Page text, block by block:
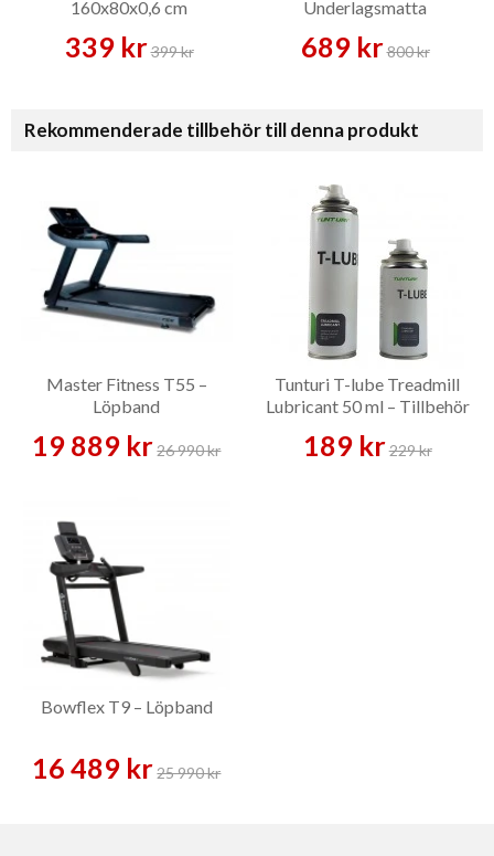
160x80x0,6 cm
339 kr399 kr
Underlagsmatta
689 kr800 kr
Rekommenderade tillbehör till denna produkt
Master Fitness T55 –
Löpband
19 889 kr 26 990 kr
Tunturi T-lube Treadmill
Lubricant 50 ml – Tillbehör
189 kr229 kr
Bowflex T9 – Löpband
16 489 kr 25 990 kr